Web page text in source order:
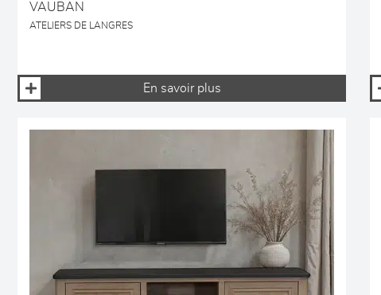
VAUBAN
ATELIERS DE LANGRES
En savoir plus